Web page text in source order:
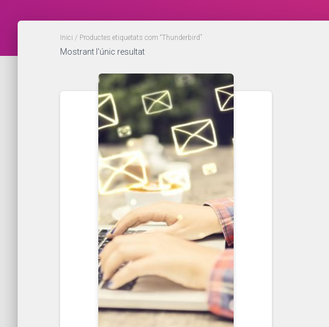
Inici / Productes etiquetats com “Thunderbird”
Mostrant l'únic resultat